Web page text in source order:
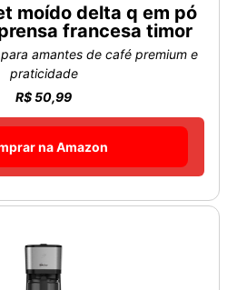
moído delta q em pó
francesa timor
amantes de café premium e
praticidade
R$ 50,99
na Amazon